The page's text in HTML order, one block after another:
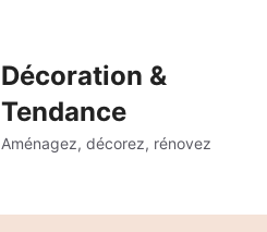
Décoration &
Tendance
Aménagez, décorez, rénovez